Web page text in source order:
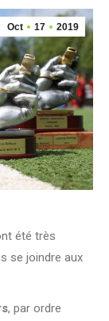
Oct 17 2019
été très
se joindre aux
, par ordre